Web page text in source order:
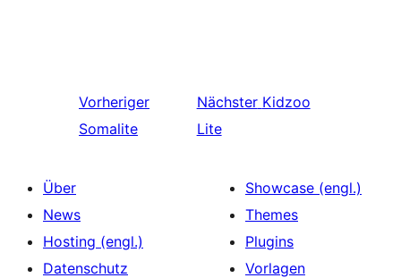
Vorheriger
Somalite
Nächster Kidzoo
Lite
Über
News
Hosting (engl.)
Datenschutz
Showcase (engl.)
Themes
Plugins
Vorlagen